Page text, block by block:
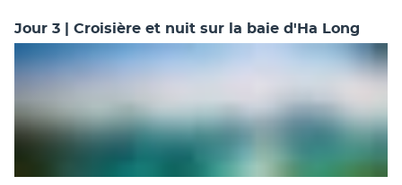
Jour 3 | Croisière et nuit sur la baie d'Ha Long